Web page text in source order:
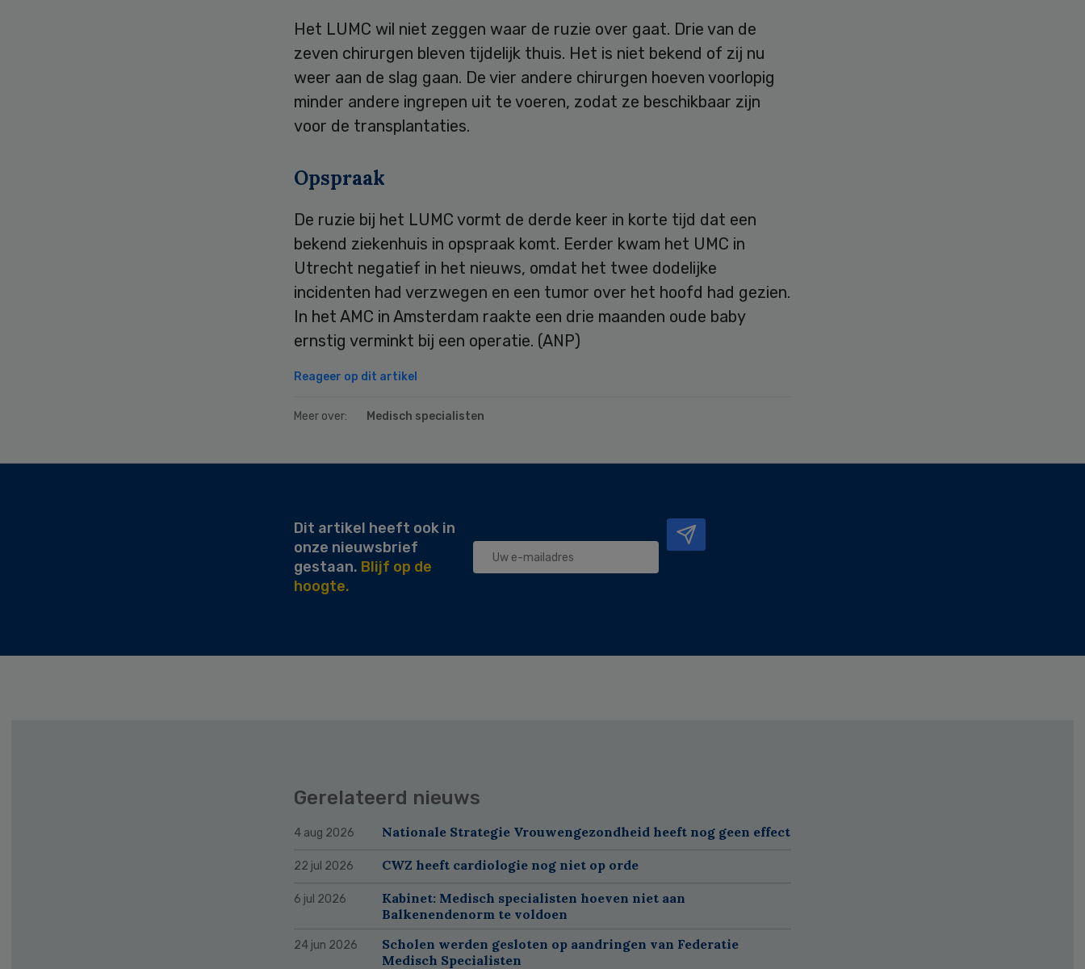
Het LUMC wil niet zeggen waar de ruzie over gaat. Drie van de
zeven chirurgen bleven tijdelijk thuis. Het is niet bekend of zij nu
weer aan de slag gaan. De vier andere chirurgen hoeven voorlopig
minder andere ingrepen uit te voeren, zodat ze beschikbaar zijn
voor de transplantaties.
Opspraak
De ruzie bij het LUMC vormt de derde keer in korte tijd dat een
bekend ziekenhuis in opspraak komt. Eerder kwam het UMC in
Utrecht negatief in het nieuws, omdat het twee dodelijke
incidenten had verzwegen en een tumor over het hoofd had gezien.
In het AMC in Amsterdam raakte een drie maanden oude baby
ernstig verminkt bij een operatie. (ANP)
Reageer op dit artikel
Meer over: Medisch specialisten
Dit artikel heeft ook in
onze nieuwsbrief
gestaan. Blijf op de
hoogte.
Gerelateerd nieuws
4 aug 2026 Nationale Strategie Vrouwengezondheid heeft nog geen effect
22 jul 2026 CWZ heeft cardiologie nog niet op orde
6 jul 2026
Kabinet: Medisch specialisten hoeven niet aan
Balkenendenorm te voldoen
24 jun 2026
Scholen werden gesloten op aandringen van Federatie
Medisch Specialisten